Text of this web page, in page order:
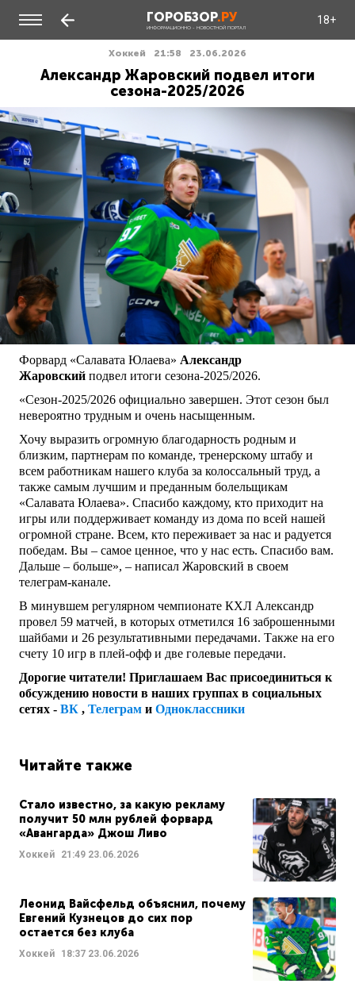
ГОРОБЗОР.РУ
ИНФОРМАЦИОННО - НОВОСТНОЙ ПОРТАЛ
18+
Хоккей 21:58 23.06.2026
Александр Жаровский подвел итоги
сезона-2025/2026
Форвард «Салавата Юлаева» Александр
Жаровский подвел итоги сезона-2025/2026.
«Сезон-2025/2026 официально завершен. Этот сезон был
невероятно трудным и очень насыщенным.
Хочу выразить огромную благодарность родным и
близким, партнерам по команде, тренерскому штабу и
всем работникам нашего клуба за колоссальный труд, а
также самым лучшим и преданным болельщикам
«Салавата Юлаева». Спасибо каждому, кто приходит на
игры или поддерживает команду из дома по всей нашей
огромной стране. Всем, кто переживает за нас и радуется
победам. Вы – самое ценное, что у нас есть. Спасибо вам.
Дальше – больше», – написал Жаровский в своем
телеграм-канале.
В минувшем регулярном чемпионате КХЛ Александр
провел 59 матчей, в которых отметился 16 заброшенными
шайбами и 26 результативными передачами. Также на его
счету 10 игр в плей-офф и две голевые передачи.
Дорогие читатели! Приглашаем Вас присоединиться к
обсуждению новости в наших группах в социальных
сетях - ВК , Телеграм и Одноклассники
Читайте также
Стало известно, за какую рекламу
получит 50 млн рублей форвард
«Авангарда» Джош Ливо
Хоккей 21:49 23.06.2026
Леонид Вайсфельд объяснил, почему
Евгений Кузнецов до сих пор
остается без клуба
Хоккей 18:37 23.06.2026